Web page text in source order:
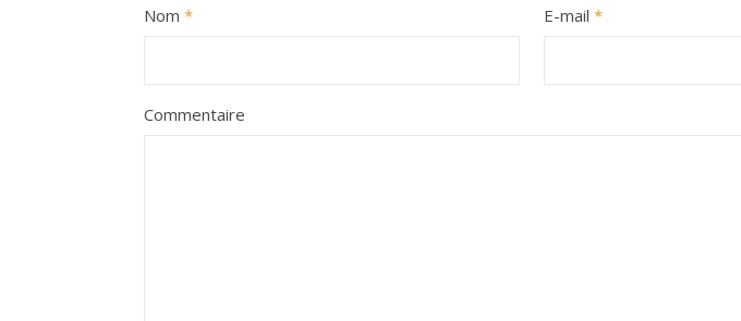
Nom * E-mail*
Commentaire